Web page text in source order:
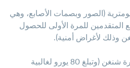
(الصور وبصمات الأصابع، وهي
للمرة الأولى للحصول
وذلك لأغراض أمنية).
دفع رسوم تأشيرة شنغن (وتبلغ 80 يورو لغالبية